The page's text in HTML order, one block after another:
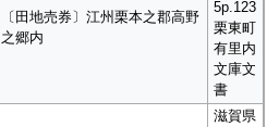
〔田地売券〕江州栗本之郡高野
之郷内
5p.123
栗東町
有里内
文庫文
書
滋賀県